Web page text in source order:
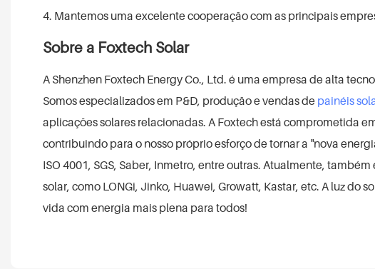
4. Mantemos uma excelente cooperação com as principais
Sobre a Foxtech Solar
A Shenzhen Foxtech Energy Co., Ltd. é uma empresa de alta
Somos especializados em P&D, produção e vendas de painéis
aplicações solares relacionadas. A Foxtech está comprometida
contribuindo para o nosso próprio esforço de tornar a "nova
ISO 4001, SGS, Saber, Inmetro, entre outras. Atualmente,
solar, como LONGi, Jinko, Huawei, Growatt, Kastar, etc. A luz do
vida com energia mais plena para todos!